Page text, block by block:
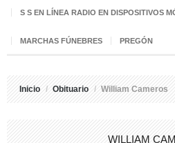
S S EN LÍNEA RADIO EN DISPOSITIVOS
MARCHAS FÚNEBRES PREGÓN
Inicio / Obituario / William Cameros
WILLIAM